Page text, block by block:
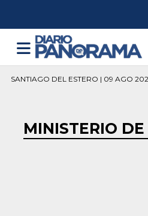
SANTIAGO DEL ESTERO | 09 AGO
MINISTERIO